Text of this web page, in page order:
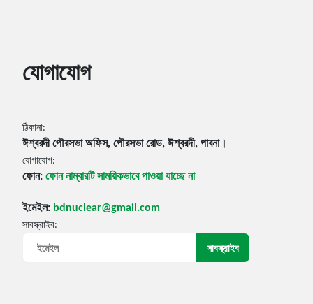
যোগাযোগ
ঠিকানা:
ঈশ্বরদী পৌরসভা অফিস, পৌরসভা রোড, ঈশ্বরদী, পাবনা।
যোগাযোগ:
ফোন: ফোন নাম্বারটি সাময়িকভাবে পাওয়া যাচ্ছে না
ইমেইল: bdnuclear@gmail.com
সাবস্ক্রাইব: